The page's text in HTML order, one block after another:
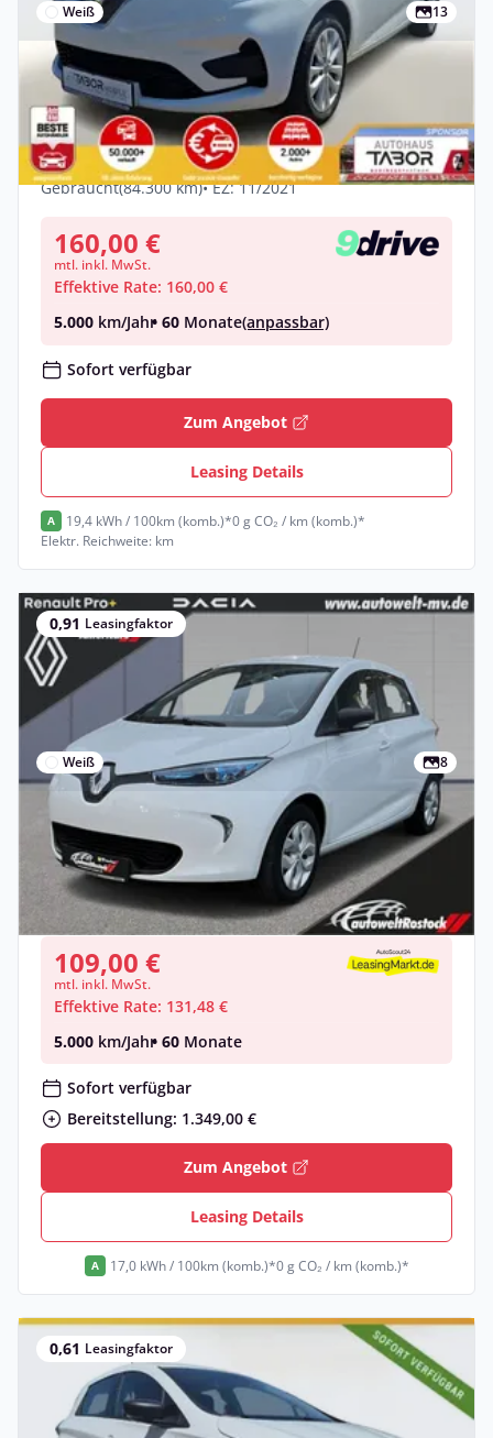
Weiß 13
Privat
Renault ZOE ZE50 R110 Experience Kauf-
Bat. LED PDC Temp
Elektro •Automatik • 108 PS (80 kW)
Gebraucht(84.300 km)• EZ: 11/2021
160,00 €
mtl. inkl. MwSt.
Effektive Rate: 160,00 €
5.000 km/Jahr• 60 Monate(anpassbar)
Sofort verfügbar
Zum Angebot
Leasing Details
A 19,4 kWh / 100km (komb.)*0 g CO₂ / km (komb.)*
Elektr. Reichweite: km
0,91 Leasingfaktor
Weiß 8
Gewerbe & Privat
Renault ZOE zzgl. Batteriemiete
Elektro •Automatik •58 PS (43 kW)
Gebraucht(30.000 km)• EZ: 06/2019
109,00 €
mtl. inkl. MwSt.
Effektive Rate: 131,48 €
5.000 km/Jahr• 60 Monate
Sofort verfügbar
Bereitstellung: 1.349,00 €
Zum Angebot
Leasing Details
A 17,0 kWh / 100km (komb.)*0 g CO₂ / km (komb.)*
0,61 Leasingfaktor